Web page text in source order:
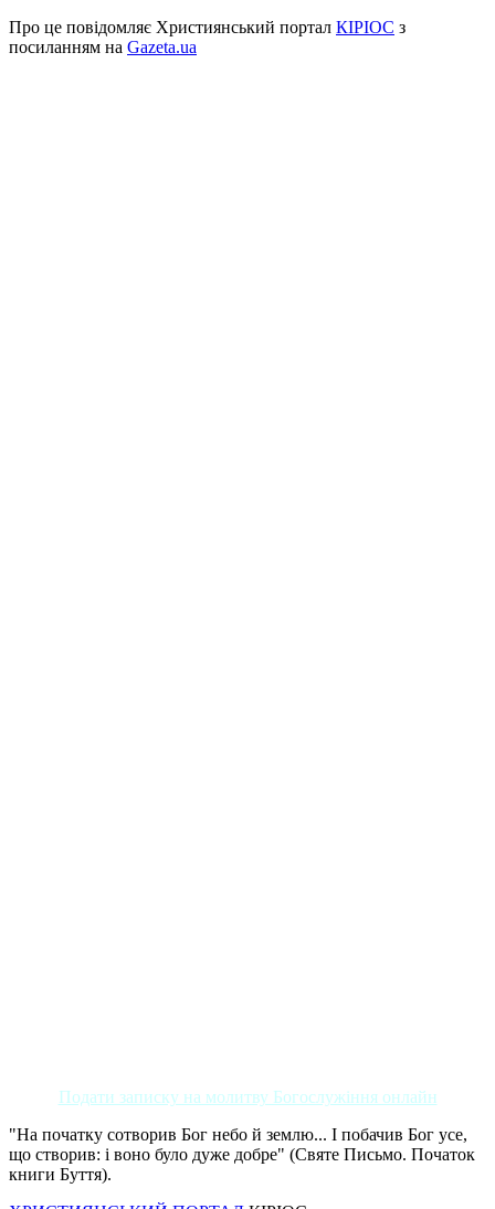
Про це повідомляє Християнський портал КІРІОС з
посиланням на Gazeta.ua
Подати записку на молитву Богослужіння онлайн
"На початку сотворив Бог небо й землю... І побачив Бог усе,
що створив: і воно було дуже добре" (Святе Письмо. Початок
книги Буття).